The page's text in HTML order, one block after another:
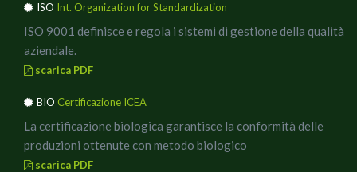
ISO Int. Organization for Standardization
ISO 9001 definisce e regola i sistemi di gestione della qualità
aziendale.
scarica PDF
BIO Certificazione ICEA
La certificazione biologica garantisce la conformità delle
produzioni ottenute con metodo biologico
scarica PDF